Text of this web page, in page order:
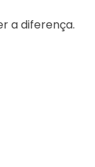
a diferença.